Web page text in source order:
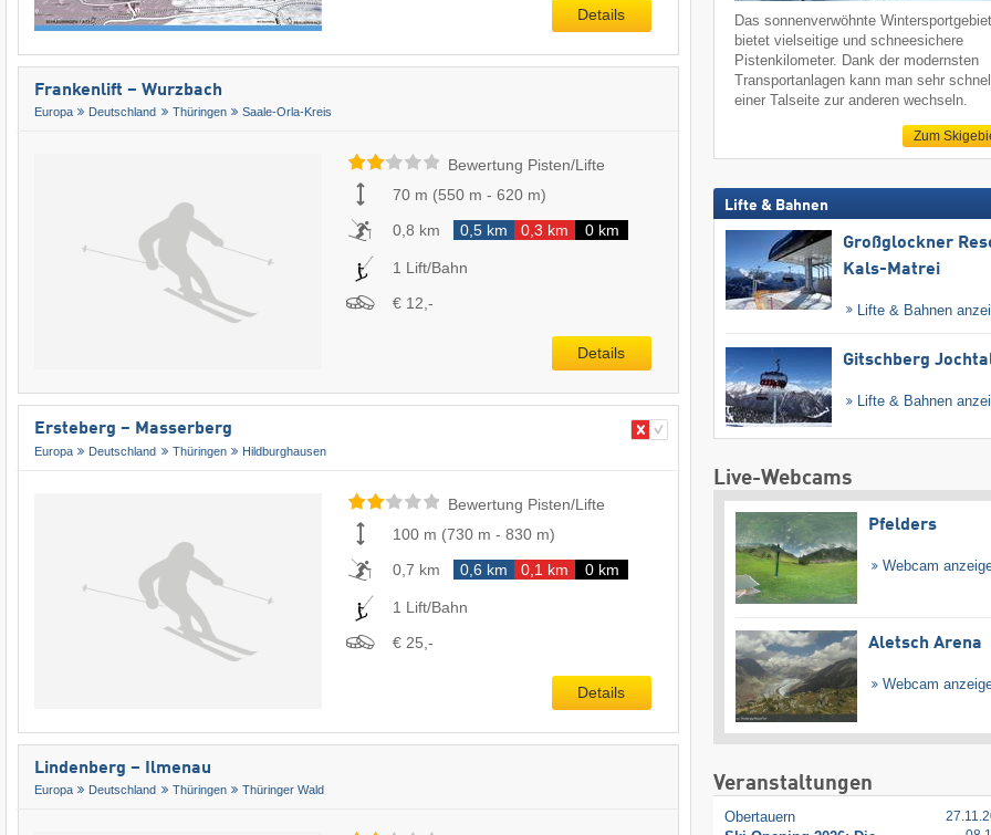
Details
Frankenlift – Wurzbach
Europa Deutschland Thüringen Saale-Orla-Kreis
Bewertung Pisten/Lifte
70 m (550 m - 620 m)
0,8 km
0,5 km 0,3 km 0 km
1 Lift/Bahn
€ 12,-
Details
Ersteberg – Masserberg
Europa Deutschland Thüringen Hildburghausen
Bewertung Pisten/Lifte
100 m (730 m - 830 m)
0,7 km
0,6 km 0,1 km 0 km
1 Lift/Bahn
€ 25,-
Details
Lindenberg – Ilmenau
Europa Deutschland Thüringen Thüringer Wald
Das sonnenverwöhnte
bietet vielseitige und schneesichere
Pistenkilometer. Dank der modernsten
Transportanlagen kann man sehr
einer Talseite zur anderen wechseln.
Zum
Lifte & Bahnen
Großglockner
Kals-Matrei
Lifte & Bahnen
Gitschberg
Lifte & Bahnen
Live-Webcams
Pfelders
Webcam
Aletsch Arena
Webcam
Veranstaltungen
Obertauern